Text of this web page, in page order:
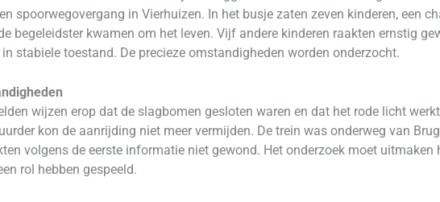
spoorwegovergang in Vierhuizen. In het busje zaten zeven kinderen, een
begeleidster kwamen om het leven. Vijf andere kinderen raakten ernstig
stabiele toestand. De precieze omstandigheden worden onderzocht.
wijzen erop dat de slagbomen gesloten waren en dat het rode licht
kon de aanrijding niet meer vermijden. De trein was onderweg van
volgens de eerste informatie niet gewond. Het onderzoek moet
rol hebben gespeeld.